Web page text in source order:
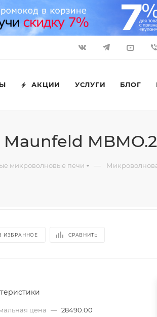
АКЦИИ УСЛУГИ БЛОГ
микроволновые печи —
ИЗБРАННОЕ СРАВНИТЬ
цена — 28490.00